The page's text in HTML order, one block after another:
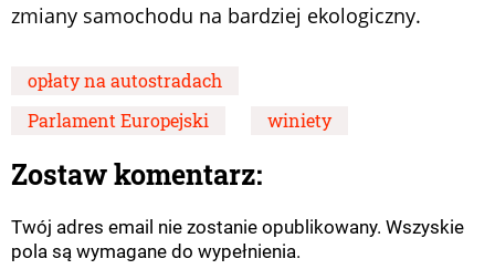
zmiany samochodu na bardziej ekologiczny.
opłaty na autostradach
Parlament Europejski
winiety
Zostaw komentarz:
Twój adres email nie zostanie opublikowany. Wszyskie
pola są wymagane do wypełnienia.